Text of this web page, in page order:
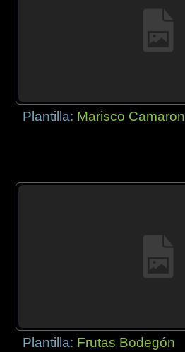
Plantilla: Marisco Camaron
Plantilla: Frutas Bodegón